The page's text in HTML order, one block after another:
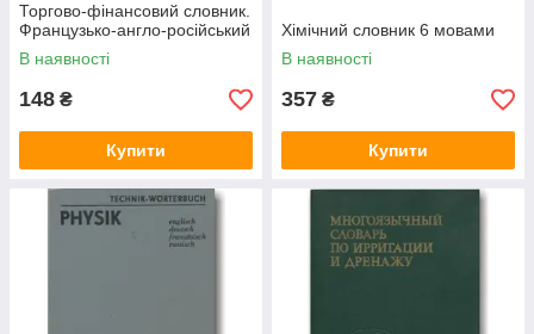
Торгово-фінансовий словник.
Французько-англо-російський
В наявності
148 ₴
Купити
Хімічний словник 6 мовами
В наявності
357 ₴
Купити